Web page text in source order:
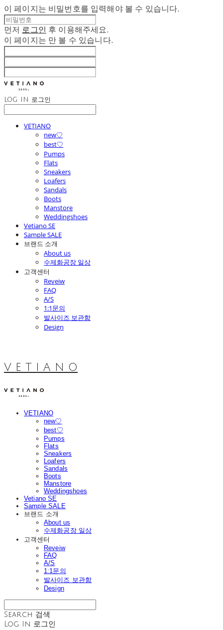
이 페이지는 비밀번호를 입력해야 볼 수 있습니다.
먼저 로그인 후 이용해주세요.
이 페이지는 만 볼 수 있습니다.
LOG IN 로그인
VETIANO
new♡
best♡
Pumps
Flats
Sneakers
Loafers
Sandals
Boots
Manstore
Weddingshoes
Vetiano SE
Sample SALE
브랜드 소개
About us
수제화공장 일상
고객센터
Reveiw
FAQ
A/S
1:1문의
발사이즈 보관함
Design
V E T I A N O
VETIANO
new♡
best♡
Pumps
Flats
Sneakers
Loafers
Sandals
Boots
Manstore
Weddingshoes
Vetiano SE
Sample SALE
브랜드 소개
About us
수제화공장 일상
고객센터
Reveiw
FAQ
A/S
1:1문의
발사이즈 보관함
Design
Search 검색
Log In 로그인